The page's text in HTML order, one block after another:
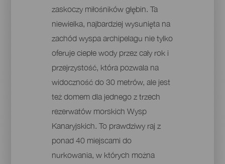
zaskoczy miłośników głębin. Ta
niewielka, najbardziej wysunięta na
zachód wyspa archipelagu nie tylko
oferuje ciepłe wody przez cały rok i
przejrzystość, która pozwala na
widoczność do 30 metrów, ale jest
też domem dla jednego z trzech
rezerwatów morskich Wysp
Kanaryjskich. To prawdziwy raj z
ponad 40 miejscami do
nurkowania, w których można